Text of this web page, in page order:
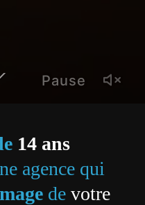
Pause
14 ans
agence qui
de votre